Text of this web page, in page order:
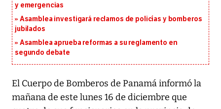
y emergencias
Asamblea investigará reclamos de policías y bomberos
jubilados
Asamblea aprueba reformas a su reglamento en
segundo debate
El Cuerpo de Bomberos de Panamá informó la
mañana de este lunes 16 de diciembre que